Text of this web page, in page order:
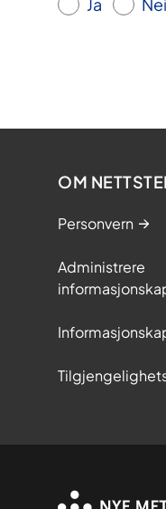
Ja Nei
OM
Personvern
Administrere